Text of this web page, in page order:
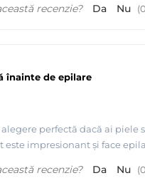
recenzie? Da Nu (0
înainte de epilare
alegere perfectă dacă ai
este impresionant și face
recenzie?
Da Nu (0